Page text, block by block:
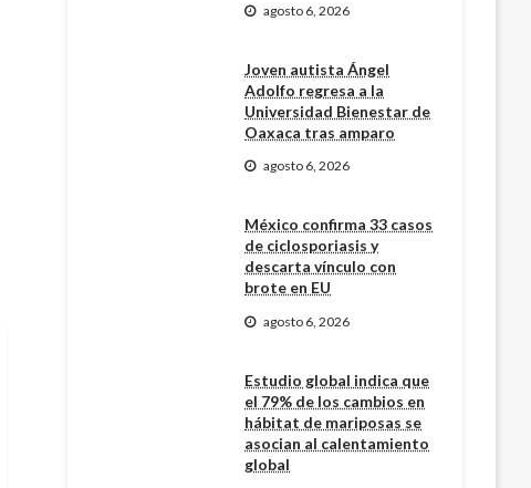
agosto 6, 2026
Joven autista Ángel
Adolfo regresa a la
Universidad Bienestar de
Oaxaca tras amparo
agosto 6, 2026
México confirma 33 casos
de ciclosporiasis y
descarta vínculo con
brote en EU
agosto 6, 2026
Estudio global indica que
el 79% de los cambios en
hábitat de mariposas se
asocian al calentamiento
global